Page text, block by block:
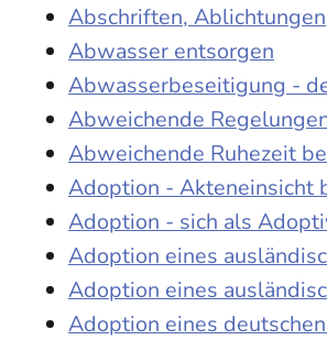
Abschriften,
Abwasser entsorgen
Abwasserbeseitigung -
Abweichende
Abweichende Ruhezeit
Adoption - Akteneinsicht
Adoption - sich als
Adoption eines
Adoption eines
Adoption eines